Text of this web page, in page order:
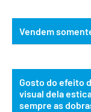
Vendem
Gosto do efeito
visual dela
sempre as